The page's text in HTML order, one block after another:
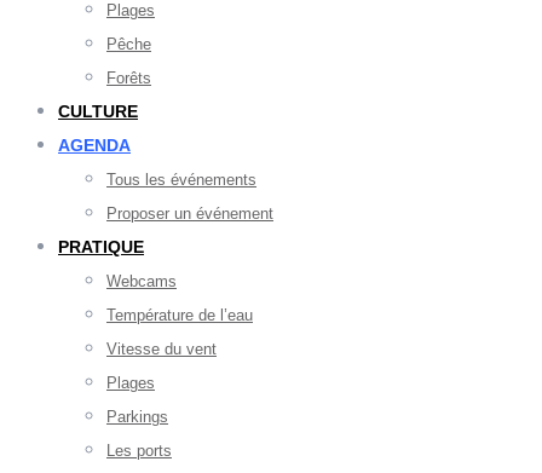
Plages
Pêche
Forêts
CULTURE
AGENDA
Tous les événements
Proposer un événement
PRATIQUE
Webcams
Température de l’eau
Vitesse du vent
Plages
Parkings
Les ports